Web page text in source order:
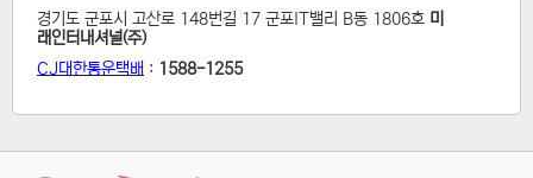
경기도 군포시 고산로 148번길 17 군포IT밸리 B동 1806호 미
래인터내셔널(주)
CJ대한통운택배 : 1588-1255